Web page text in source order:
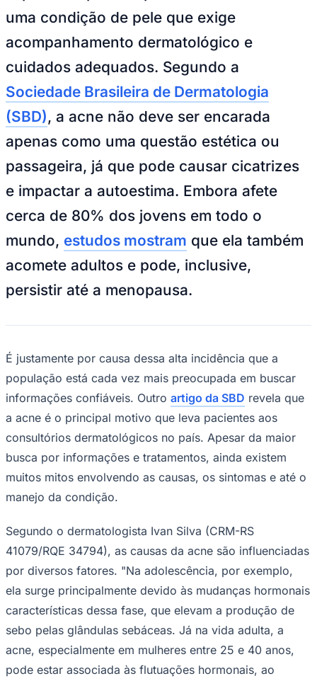
NFL
UFC
MLB
Atletismo
Vôlei
NBB
Competições de Futebol
Brasileirão Série A
Paulistão
Libertadores
Sul-Americana
Copa América
Champions League
Premier League
La Liga
Bundesliga
uma condição de pele que exige
acompanhamento dermatológico e
cuidados adequados. Segundo a
Sociedade Brasileira de Dermatologia
(SBD), a acne não deve ser encarada
apenas como uma questão estética ou
passageira, já que pode causar cicatrizes
e impactar a autoestima. Embora afete
cerca de 80% dos jovens em todo o
mundo, estudos mostram que ela também
acomete adultos e pode, inclusive,
persistir até a menopausa.
É justamente por causa dessa alta incidência que a
população está cada vez mais preocupada em buscar
informações confiáveis. Outro artigo da SBD revela que
a acne é o principal motivo que leva pacientes aos
consultórios dermatológicos no país. Apesar da maior
busca por informações e tratamentos, ainda existem
muitos mitos envolvendo as causas, os sintomas e até o
manejo da condição.
Segundo o dermatologista Ivan Silva (CRM-RS
41079/RQE 34794), as causas da acne são influenciadas
por diversos fatores. "Na adolescência, por exemplo,
ela surge principalmente devido às mudanças hormonais
características dessa fase, que elevam a produção de
sebo pelas glândulas sebáceas. Já na vida adulta, a
acne, especialmente em mulheres entre 25 e 40 anos,
pode estar associada às flutuações hormonais, ao